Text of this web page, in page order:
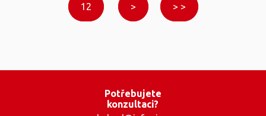
programováním webových stránek? A
12
> > >
Potřebujete
konzultaci?